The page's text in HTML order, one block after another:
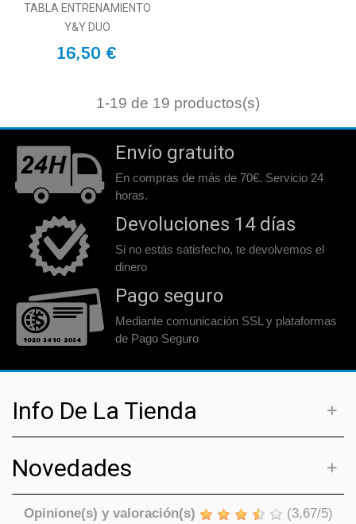
TABLA ENTRENAMIENTO
Y&Y DUO
16,50 €
1-19 de 19 productos(s)
Envío gratuito
En compras de más de 70€. Servicio 24
horas.
Devoluciones 14 días
Si no estás satisfecho, te devolvemos el
dinero
Pago seguro
Mediante comunicación SSL y plataformas
de Pago Seguro
Info De La Tienda
Novedades
Opinione(s) y valoración(s) (3,67/5)